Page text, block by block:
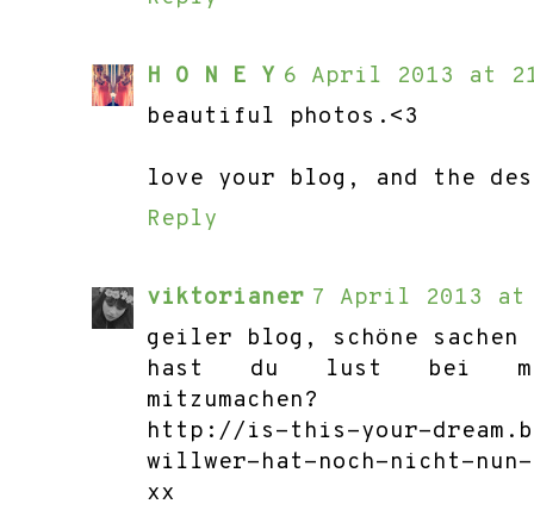
H O N E Y 6 April 2013 at
beautiful photos.<3
love your blog, and the
Reply
viktorianer 7 April 2013 at
geiler blog, schöne
hast du lust bei
mitzumachen?
http://is-this-your-
willwer-hat-noch-nicht-
xx